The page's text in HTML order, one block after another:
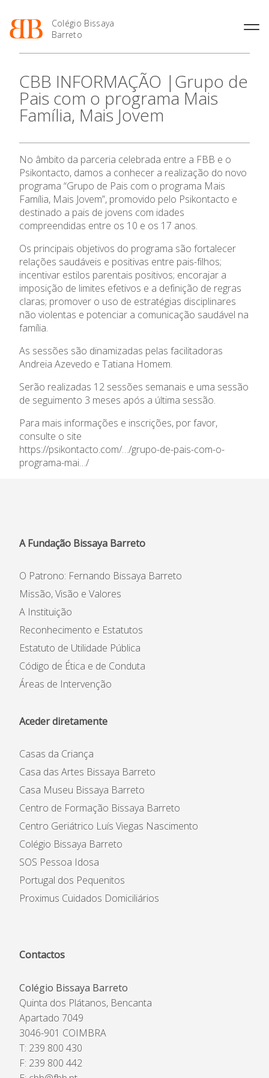
Colégio Bissaya
Barreto
O Colégio
Projeto Educativo
Organização
Colaboradores Docentes
Instalações
Ofertas de emprego
Regulamentos
Jornal “O Coreto”
Oferta Formativa
Enriquecimento Curricular
Oferta Curricular
Atividades Extracurriculares
Atividades de Interrupção
Letiva
Academia de Línguas
Ensino Profissional
Profissionais
Matrículas
Horários e Manuais
Termalismo
Curso de Técnico/a de Apoio
à Família e à Comunidade
Ofertas de Emprego
Ano Letivo
2027
Calendários
Portal do Professor
de Educação
SIGE
Secretariado de Exames
Admissão
Informações
Notícias
CBB INFORMAÇÃO |Grupo de
Pais com o programa Mais
Família, Mais Jovem
No âmbito da parceria celebrada entre a FBB e o
Psikontacto, damos a conhecer a realização do novo
programa “Grupo de Pais com o programa Mais
Família, Mais Jovem”, promovido pelo Psikontacto e
destinado a pais de jovens com idades
compreendidas entre os 10 e os 17 anos.
Os principais objetivos do programa são fortalecer
relações saudáveis e positivas entre pais-filhos;
incentivar estilos parentais positivos; encorajar a
imposição de limites efetivos e a definição de regras
claras; promover o uso de estratégias disciplinares
não violentas e potenciar a comunicação saudável na
família.
As sessões são dinamizadas pelas facilitadoras
Andreia Azevedo e Tatiana Homem.
Serão realizadas 12 sessões semanais e uma sessão
de seguimento 3 meses após a última sessão.
Para mais informações e inscrições, por favor,
consulte o site
https://psikontacto.com/…/grupo-de-pais-com-o-
programa-mai…/
A Fundação Bissaya Barreto
O Patrono: Fernando Bissaya Barreto
Missão, Visão e Valores
A Instituição
Reconhecimento e Estatutos
Estatuto de Utilidade Pública
Código de Ética e de Conduta
Áreas de Intervenção
Aceder diretamente
Casas da Criança
Casa das Artes Bissaya Barreto
Casa Museu Bissaya Barreto
Centro de Formação Bissaya Barreto
Centro Geriátrico Luís Viegas Nascimento
Colégio Bissaya Barreto
SOS Pessoa Idosa
Portugal dos Pequenitos
Proximus Cuidados Domiciliários
Contactos
Colégio Bissaya Barreto
Quinta dos Plátanos, Bencanta
Apartado 7049
3046-901 COIMBRA
T: 239 800 430
F: 239 800 442